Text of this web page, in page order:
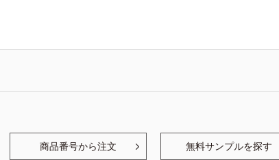
商品番号から注文 無料サンプルを探す